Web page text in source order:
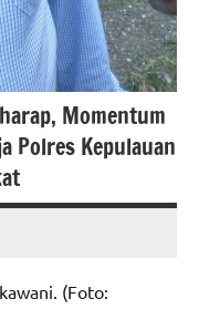
Momentum
Polres Kepulauan
(Foto: